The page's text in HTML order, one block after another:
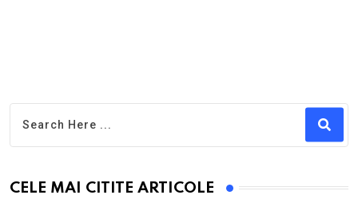
CELE MAI CITITE ARTICOLE